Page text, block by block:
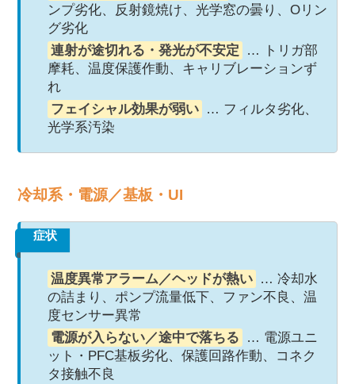
ンプ劣化、反射鏡焼け、光学窓の曇り、Oリン
グ劣化
連射が途切れる・発光が不安定
… トリガ部
摩耗、温度保護作動、キャリブレーションず
れ
フェイシャル効果が弱い … フィルタ劣化、
光学系汚染
冷却系・電源／基板・UI
症状
温度異常アラーム／ヘッドが熱い … 冷却水
の詰まり、ポンプ流量低下、ファン不良、温
度センサー異常
電源が入らない／途中で落ちる
… 電源ユニ
ット・PFC基板劣化、保護回路作動、コネク
タ接触不良